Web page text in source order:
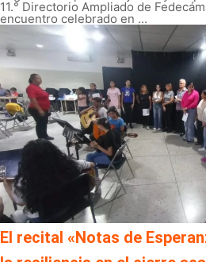
11.° Directorio Ampliado de
encuentro celebrado en ...
El recital «Notas de